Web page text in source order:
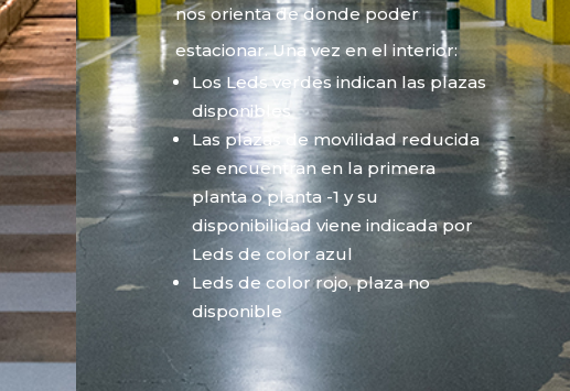
nos orienta de donde poder
estacionar. Una vez en el interior:
Los Leds verdes indican las plazas
disponibles
Las plazas de movilidad reducida
se encuentran en la primera
planta o planta -1 y su
disponibilidad viene indicada por
Leds de color azul
Leds de color rojo, plaza no
disponible